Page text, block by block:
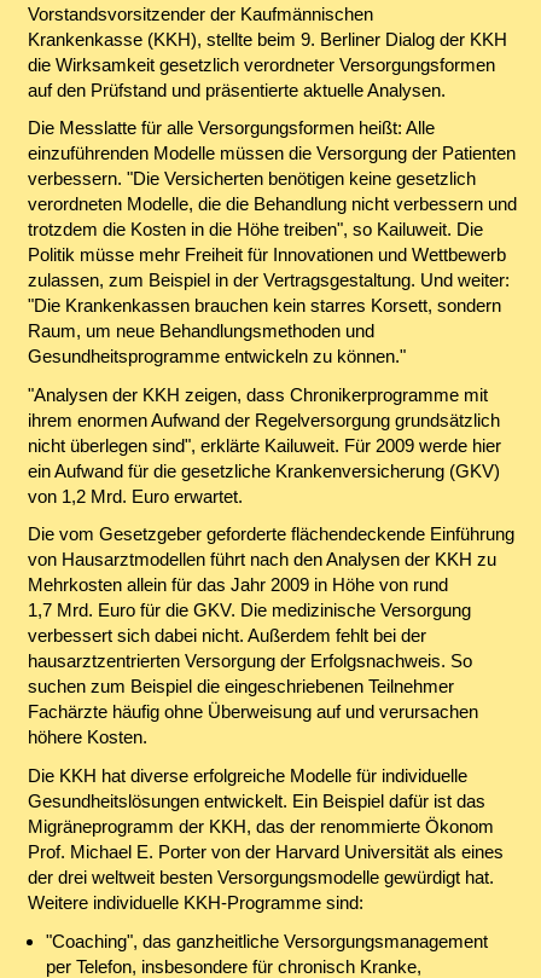
Vorstandsvorsitzender der Kaufmännischen
Krankenkasse (KKH), stellte beim 9. Berliner Dialog der KKH
die Wirksamkeit gesetzlich verordneter Versorgungsformen
auf den Prüfstand und präsentierte aktuelle Analysen.
Die Messlatte für alle Versorgungsformen heißt: Alle
einzuführenden Modelle müssen die Versorgung der Patienten
verbessern. "Die Versicherten benötigen keine gesetzlich
verordneten Modelle, die die Behandlung nicht verbessern und
trotzdem die Kosten in die Höhe treiben", so Kailuweit. Die
Politik müsse mehr Freiheit für Innovationen und Wettbewerb
zulassen, zum Beispiel in der Vertragsgestaltung. Und weiter:
"Die Krankenkassen brauchen kein starres Korsett, sondern
Raum, um neue Behandlungsmethoden und
Gesundheitsprogramme entwickeln zu können."
"Analysen der KKH zeigen, dass Chronikerprogramme mit
ihrem enormen Aufwand der Regelversorgung grundsätzlich
nicht überlegen sind", erklärte Kailuweit. Für 2009 werde hier
ein Aufwand für die gesetzliche Krankenversicherung (GKV)
von 1,2 Mrd. Euro erwartet.
Die vom Gesetzgeber geforderte flächendeckende Einführung
von Hausarztmodellen führt nach den Analysen der KKH zu
Mehrkosten allein für das Jahr 2009 in Höhe von rund
1,7 Mrd. Euro für die GKV. Die medizinische Versorgung
verbessert sich dabei nicht. Außerdem fehlt bei der
hausarztzentrierten Versorgung der Erfolgsnachweis. So
suchen zum Beispiel die eingeschriebenen Teilnehmer
Fachärzte häufig ohne Überweisung auf und verursachen
höhere Kosten.
Die KKH hat diverse erfolgreiche Modelle für individuelle
Gesundheitslösungen entwickelt. Ein Beispiel dafür ist das
Migräneprogramm der KKH, das der renommierte Ökonom
Prof. Michael E. Porter von der Harvard Universität als eines
der drei weltweit besten Versorgungsmodelle gewürdigt hat.
Weitere individuelle KKH-Programme sind:
"Coaching", das ganzheitliche Versorgungsmanagement
per Telefon, insbesondere für chronisch Kranke,